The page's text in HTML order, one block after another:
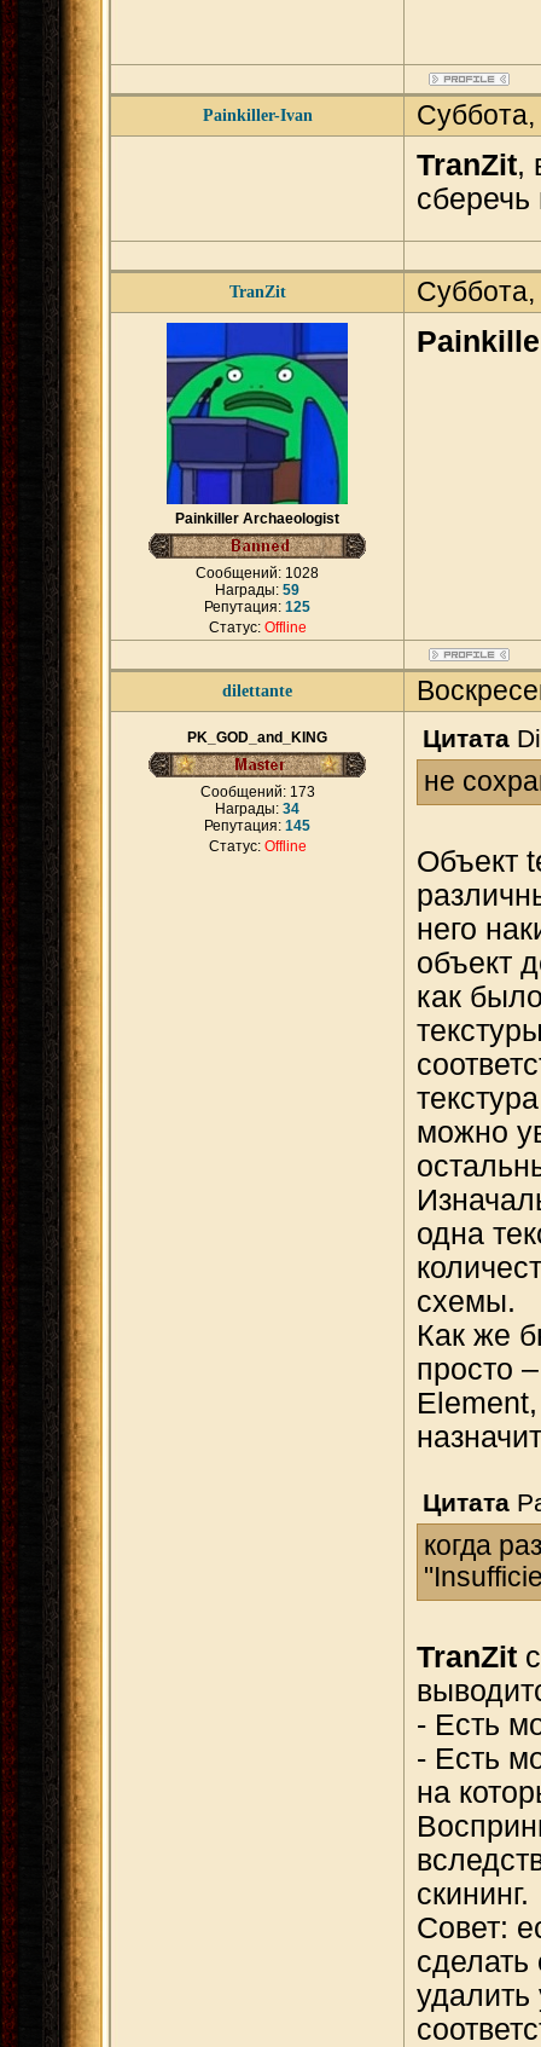
Painkiller-Ivan
TranZit,
TranZit
Painkiller Archaeologist
Сообщений: 1028
Награды: 59
Репутация: 125
Статус: Offline
dilettante
PK_GOD_and_KING
Сообщений: 173
Награды: 34
Репутация: 145
Статус: Offline
Цитата
не
Объект
него
объект
как
можно
одна
схемы.
Как же
просто
Цитата
когда
TranZit
- Есть
- Есть
на
скининг.
Совет: